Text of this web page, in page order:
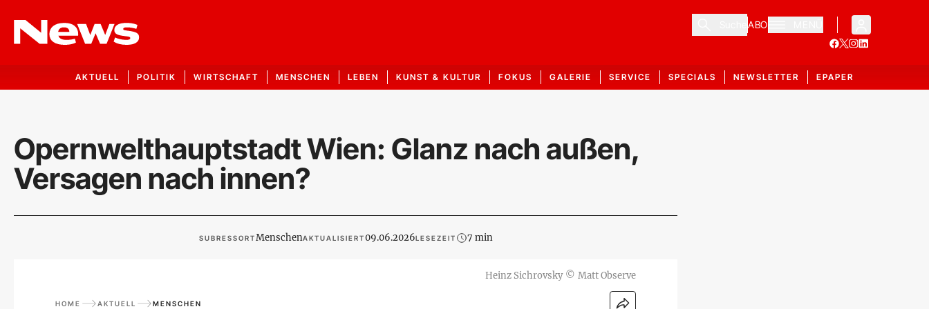
ABO
AKTUELL POLITIK WIRTSCHAFT MENSCHEN LEBEN KUNST & KULTUR FOKUS GALERIE SERVICE SPECIALS NEWSLETTER EPAPER
Opernwelthauptstadt Wien: Glanz nach außen,
Versagen nach innen?
SUBRESSORTMenschenAKTUALISIERT09.06.2026LESEZEIT 7 min
Heinz Sichrovsky © Matt Observe
HOME AKTUELL MENSCHEN